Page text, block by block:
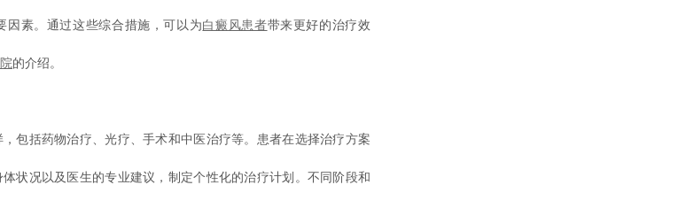
因素。通过这些综合措施，可以为白癜风患者带来更好的治疗效
的介绍。
，包括药物治疗、光疗、手术和中医治疗等。患者在选择治疗方案
状况以及医生的专业建议，制定个性化的治疗计划。不同阶段和